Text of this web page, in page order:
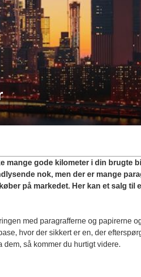
mange gode kilometer i din brugte
nok, men der er mange
på markedet. Her kan et salg til
med paragrafferne og papirerne
hvor der sikkert er en, der
så kommer du hurtigt videre.